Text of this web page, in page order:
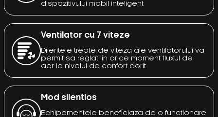
dispozitivului mobil inteligent
Ventilator cu 7 viteze
Diferitele trepte de viteza ale ventilatorului va
permit sa reglati in orice moment fluxul de
aer la nivelul de confort dorit.
Mod silentios
Echipamentele beneficiaza de o functionare